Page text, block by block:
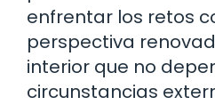
enfrentar los retos
perspectiva
interior que no
circunstancias